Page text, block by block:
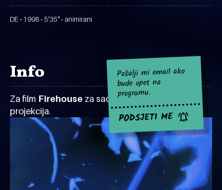
DE • 1998 • 5'35" • animirani
Info
Za film Firehouse za sad nema najavljenih
projekcija.
Pošalji mi email ako
bude opet na
programu.
PODSJETI ME